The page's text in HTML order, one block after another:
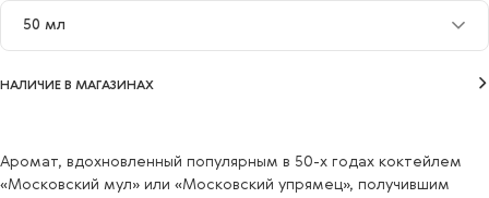
50 мл
7,5 мл
НАЛИЧИЕ В МАГАЗИНАХ
Аромат, вдохновленный популярным в 50-х годах коктейлем
«Московский мул» или «Московский упрямец», получившим